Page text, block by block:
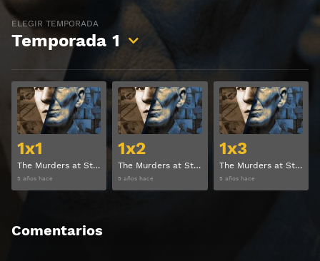
ELEGIR TEMPORADA
Temporada 1
1x1
The Murders at Starved Rock Temporada 1 Capitulo 1
5 años hace
Ver
1x2
The Murders at Starved Rock Temporada 1 Capitulo 2
5 años hace
Ver
1x3
The Murders at Starved Rock Temporada 1 Capitulo 3
5 años hace
Comentarios